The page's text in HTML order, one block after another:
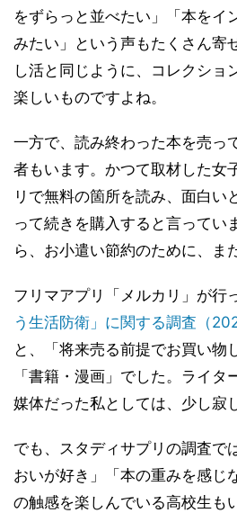
をずらっと並べたい」「本をイ
みたい」という声もたくさん寄
し活と同じように、コレクショ
楽しいものですよね。
一方で、読み終わった本を売っ
者もいます。かつて取材した女
リで無料の箇所を読み、面白い
って続きを購入すると言ってい
ら、お小遣い節約のために、ま
フリマアプリ「メルカリ」が行
う生活防衛」に関する調査（
と、「将来売る前提でお買い物
「書籍・漫画」でした。ライ
媒体だった私としては、少し寂
でも、スタディサプリの調査で
おいが好き」「本の重みを感じ
の触感を楽しんでいる高校生も